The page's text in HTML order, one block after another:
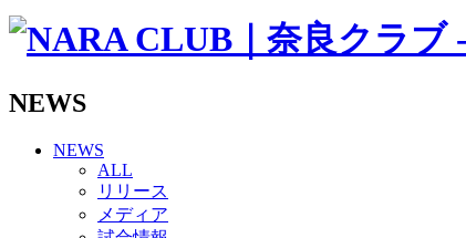
その他
バモス
チアダンススクール
ボランティアチーム「volundeer」
ビクトリーロード
NEWS
NEWS
ALL
リリース
メディア